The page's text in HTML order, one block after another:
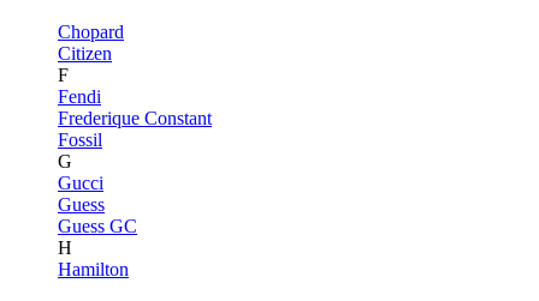
Chopard
Citizen
F
Fendi
Frederique Constant
Fossil
G
Gucci
Guess
Guess GC
H
Hamilton